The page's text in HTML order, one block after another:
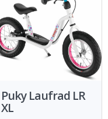
Puky Laufrad LR
XL